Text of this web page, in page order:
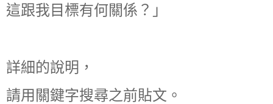
這跟我目標有何關係？」
詳細的說明，
請用關鍵字搜尋之前貼文。